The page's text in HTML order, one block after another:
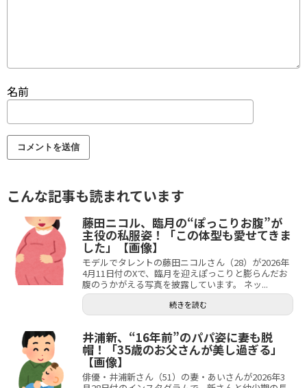
名前
こんな記事も読まれています
藤田ニコル、臨月の“ぽっこりお腹”が
主役の私服姿！「この体型も愛せてきま
した」【画像】
モデルでタレントの藤田ニコルさん（28）が2026年
4月11日付のXで、臨月を迎えぽっこりと膨らんだお
腹のうかがえる写真を披露しています。 ネッ...
続きを読む
井浦新、“16年前”のパパ姿に妻も脱
帽！「35歳のお父さんが美し過ぎる」
【画像】
俳優・井浦新さん（51）の妻・あいさんが2026年3